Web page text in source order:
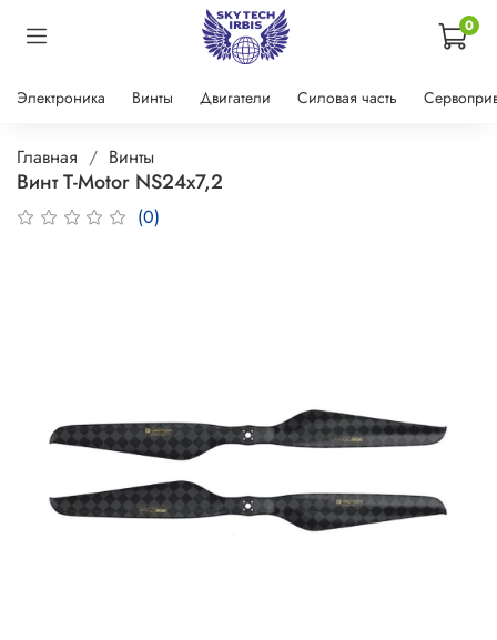
0
Электроника Винты Двигатели Силовая часть
Главная Винты
Винт T-Motor NS24x7,2
(0)